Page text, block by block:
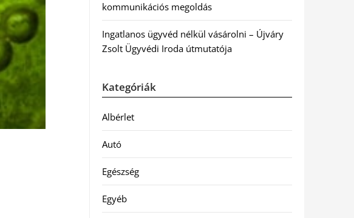
kommunikációs megoldás
Ingatlanos ügyvéd nélkül vásárolni – Újváry
Zsolt Ügyvédi Iroda útmutatója
Kategóriák
Albérlet
Autó
Egészség
Egyéb